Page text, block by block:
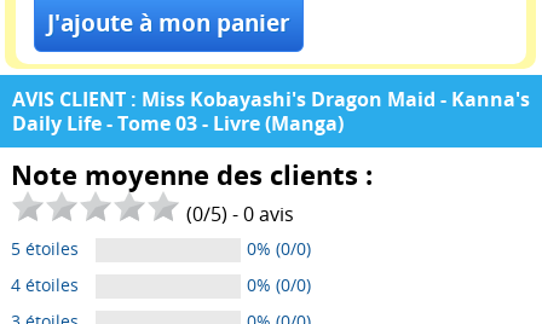
AVIS CLIENT : Miss Kobayashi's Dragon Maid - Kanna's
Daily Life - Tome 03 - Livre (Manga)
Note moyenne des clients :
(0/5) -0avis
5 étoiles
0% (0/0)
4 étoiles
0% (0/0)